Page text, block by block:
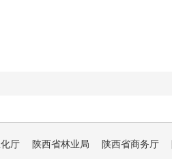
厅 陕西省林业局 陕西省商务厅